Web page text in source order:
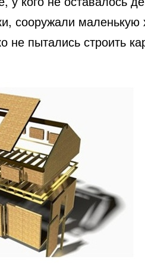
сооружали маленькую
пытались строить